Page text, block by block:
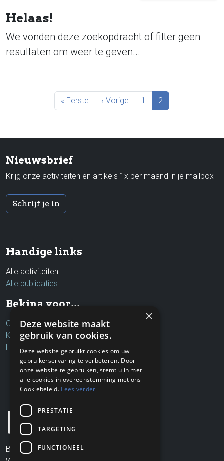
Helaas!
We vonden deze zoekopdracht of filter geen
resultaten om weer te geven...
Paginering
Eerste pagina
« Eerste Vorige pagina
‹ Vorige Pagina
1 Huidige pagina
2
Bekina VZW
Handige links
Alle activiteiten
Alle publicaties
Bekina voor...
Ouders & grootouders
Kinderen & jongeren
Leerkrachten & professionals
Nieuwsbrief
Krijg onze activiteiten en artikels 1x per maand in je mailbox
Schrijf je in
×
Deze website maakt
gebruik van cookies.
Deze website gebruikt cookies om uw
gebruikerservaring te verbeteren. Door
onze website te gebruiken, stemt u in met
alle cookies in overeenstemming met ons
Cookiebeleid. Lees verder
PRESTATIE
TARGETING
FUNCTIONEEL